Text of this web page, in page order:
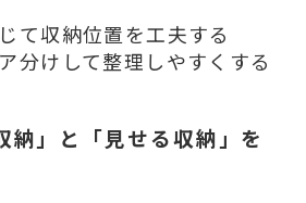
て収納位置を工夫する
分けして整理しやすくする
納」と「見せる収納」を